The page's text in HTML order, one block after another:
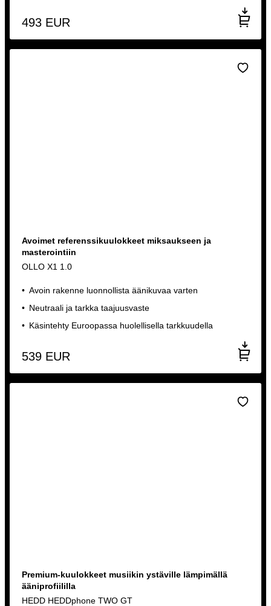
493 EUR
Avoimet referenssikuulokkeet miksaukseen ja
masterointiin
OLLO X1 1.0
Avoin rakenne luonnollista äänikuvaa varten
Neutraali ja tarkka taajuusvaste
Käsintehty Euroopassa huolellisella tarkkuudella
539 EUR
Premium-kuulokkeet musiikin ystäville lämpimällä
ääniprofiililla
HEDD HEDDphone TWO GT